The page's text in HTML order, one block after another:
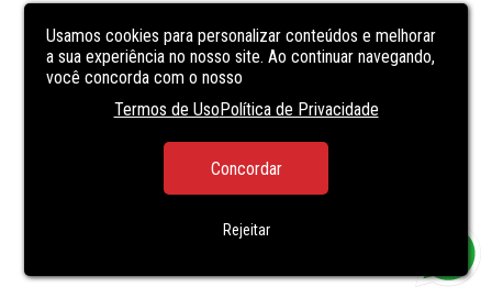
Usamos cookies para personalizar conteúdos e melhorar
a sua experiência no nosso site. Ao continuar navegando,
você concorda com o nosso
Termos de UsoPolítica de Privacidade
Concordar
Rejeitar